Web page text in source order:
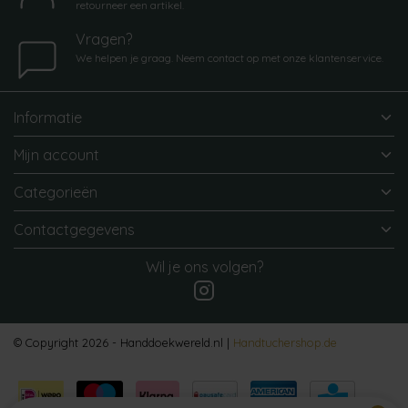
retourneer een artikel.
Vragen?
We helpen je graag. Neem contact op met onze klantenservice.
Informatie
Mijn account
Categorieën
Contactgegevens
Wil je ons volgen?
© Copyright 2026 - Handdoekwereld.nl | Handtuchershop.de